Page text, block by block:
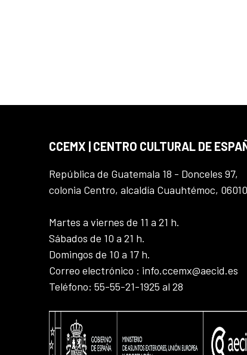
CCEMX | CENTRO CULTURAL DE
República de Guatemala 18 - Donceles 97,
colonia Centro, alcaldía Cuauhtémoc,
Martes a viernes de 11 a 21 h.
Sábados de 10 a 21 h.
Domingos de 10 a 17 h.
Correo electrónico : info.ccemx@aecid.es
Teléfono: 55-55-21-1925 al 28